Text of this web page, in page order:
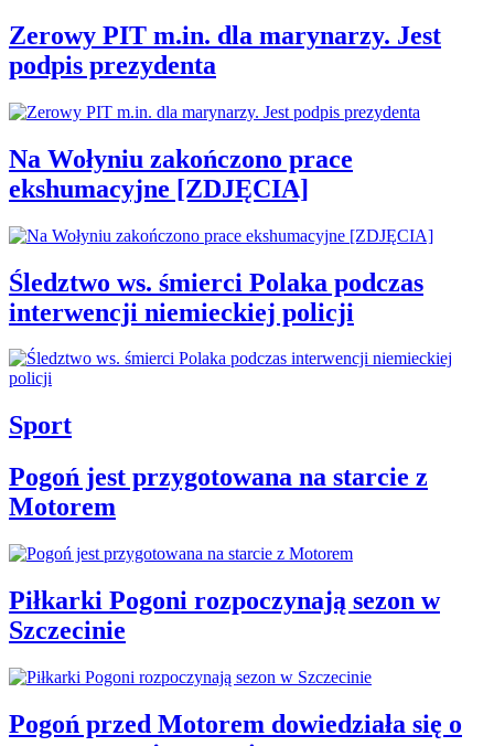
Zerowy PIT m.in. dla marynarzy. Jest
podpis prezydenta
Na Wołyniu zakończono prace
ekshumacyjne [ZDJĘCIA]
Śledztwo ws. śmierci Polaka podczas
interwencji niemieckiej policji
Sport
Pogoń jest przygotowana na starcie z
Motorem
Piłkarki Pogoni rozpoczynają sezon w
Szczecinie
Pogoń przed Motorem dowiedziała się o